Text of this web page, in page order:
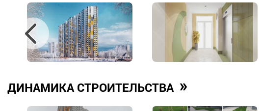
ДИНАМИКА СТРОИТЕЛЬСТВА »